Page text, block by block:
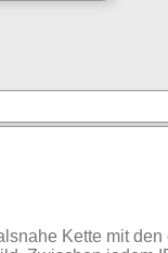
Kette mit